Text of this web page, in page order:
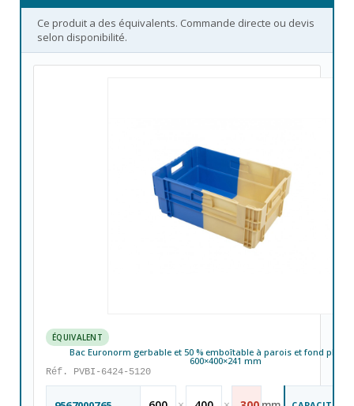
Ce produit a des équivalents. Commande directe ou devis
selon disponibilité.
ÉQUIVALENT
Bac Euronorm gerbable et 50 % emboîtable à parois et fond pleins
600×400×241 mm
Réf. PVBI-6424-5120